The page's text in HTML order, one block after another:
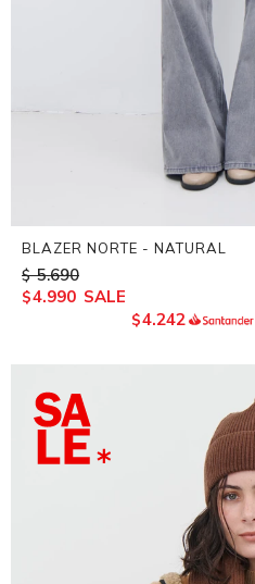
BLAZER NORTE - NATURAL
$ 5.690
$4.990
$4.242